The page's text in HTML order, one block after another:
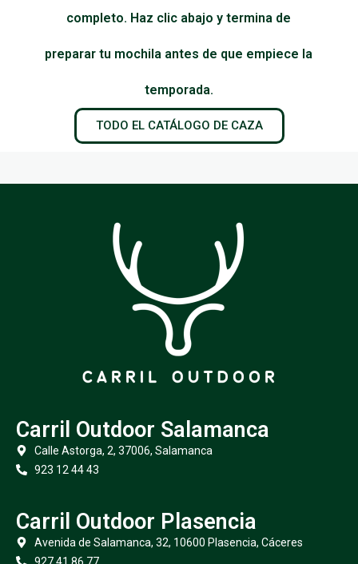
completo. Haz clic abajo y termina de
preparar tu mochila antes de que empiece la
temporada.
TODO EL CATÁLOGO DE CAZA
Carril Outdoor Salamanca
Calle Astorga, 2, 37006, Salamanca
923 12 44 43
Carril Outdoor Plasencia
Avenida de Salamanca, 32, 10600 Plasencia, Cáceres
927 41 86 77